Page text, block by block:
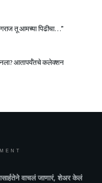
तू आमच्या पिढीचा…”
आतापर्यँतचे कलेक्शन
वाचलं जाणारं, शेअर केलं